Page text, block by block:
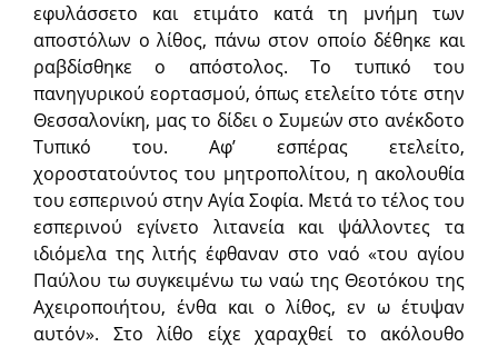
εφυλάσσετο και ετιμάτο κατά τη μνήμη των
αποστόλων ο λίθος, πάνω στον οποίο δέθηκε και
ραβδίσθηκε ο απόστολος. Το τυπικό του
πανηγυρικού εορτασμού, όπως ετελείτο τότε στην
Θεσσαλονίκη, μας το δίδει ο Συμεών στο ανέκδοτο
Τυπικό του. Αφ’ εσπέρας ετελείτο,
χοροστατούντος του μητροπολίτου, η ακολουθία
του εσπερινού στην Αγία Σοφία. Μετά το τέλος του
εσπερινού εγίνετο λιτανεία και ψάλλοντες τα
ιδιόμελα της λιτής έφθαναν στο ναό «του αγίου
Παύλου τω συγκειμένω τω ναώ της Θεοτόκου της
Αχειροποιήτου, ένθα και ο λίθος, εν ω έτυψαν
αυτόν». Στο λίθο είχε χαραχθεί το ακόλουθο